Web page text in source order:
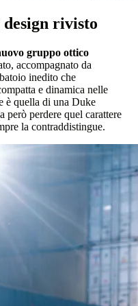
design rivisto
gruppo ottico
accompagnato da
inedito che
e dinamica nelle
è quella di una Duke
però perdere quel carattere
la contraddistingue.